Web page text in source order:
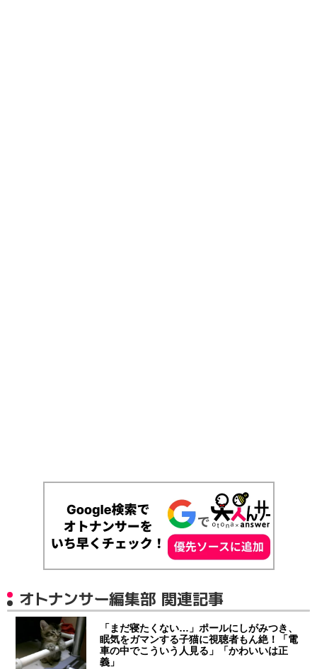
オトナンサー編集部 関連記事
「まだ寝たくない…」ポールにしがみつき、
眠気をガマンする子猫に視聴者もん絶！「電
車の中でこういう人見る」「かわいいは正
義」